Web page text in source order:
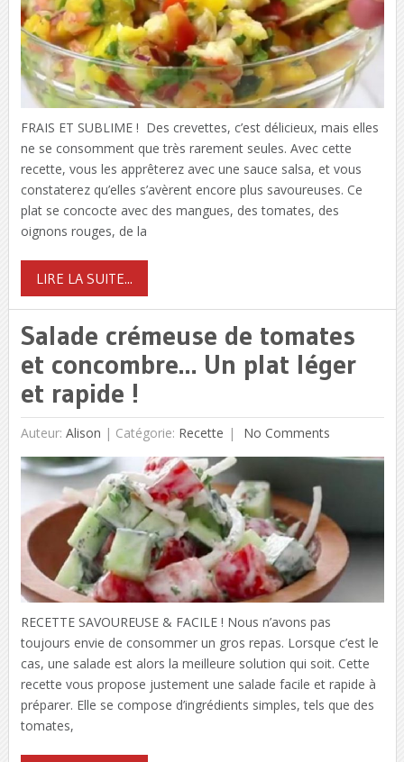
FRAIS ET SUBLIME ! Des crevettes, c’est délicieux, mais elles
ne se consomment que très rarement seules. Avec cette
recette, vous les apprêterez avec une sauce salsa, et vous
constaterez qu’elles s’avèrent encore plus savoureuses. Ce
plat se concocte avec des mangues, des tomates, des
oignons rouges, de la
LIRE LA SUITE...
Salade crémeuse de tomates
et concombre… Un plat léger
et rapide !
Auteur: Alison | Catégorie: Recette No Comments
RECETTE SAVOUREUSE & FACILE ! Nous n’avons pas
toujours envie de consommer un gros repas. Lorsque c’est le
cas, une salade est alors la meilleure solution qui soit. Cette
recette vous propose justement une salade facile et rapide à
préparer. Elle se compose d’ingrédients simples, tels que des
tomates,